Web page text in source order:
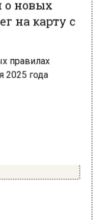
на карту с